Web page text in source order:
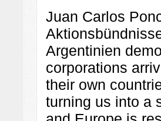
Juan Carlos
Argentinien
corporations
their own
turning us into a